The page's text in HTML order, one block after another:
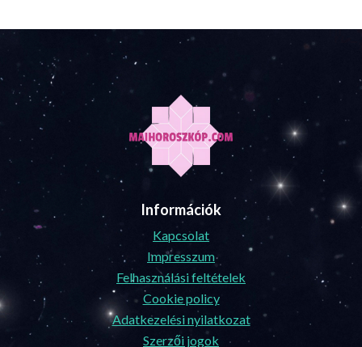
Információk
Kapcsolat
Impresszum
Felhasználási feltételek
Cookie policy
Adatkezelési nyilatkozat
Szerzői jogok